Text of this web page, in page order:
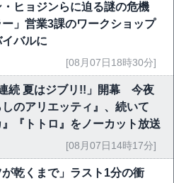
・ヒョジンらに迫る謎の危機
ー」営業3課のワークショップ
バルに
[08月07日18時30分]
続 夏はジブリ!!」開幕 今夜
しのアリエッティ』、続いて
』『トトロ』をノーカット放送
[08月07日14時17分]
が乾くまで」ラスト1分の衝